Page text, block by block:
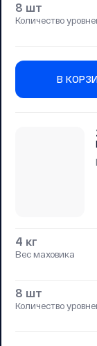
8 шт
Количество
В
4 кг
Вес маховика
8 шт
Количество